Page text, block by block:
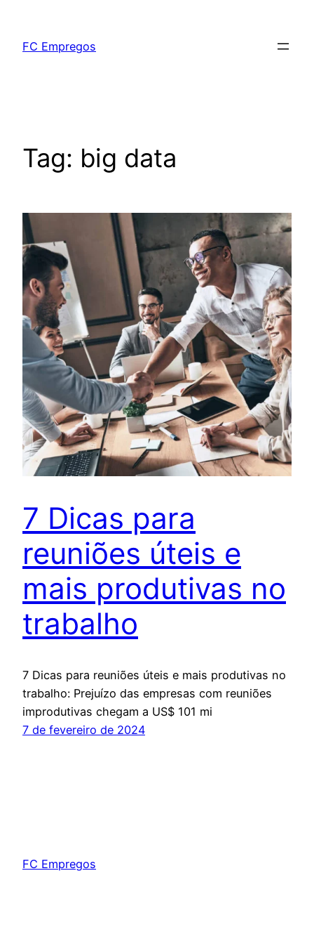
FC Empregos
Tag: big data
7 Dicas para
reuniões úteis e
mais produtivas no
trabalho
7 Dicas para reuniões úteis e mais produtivas no
trabalho: Prejuízo das empresas com reuniões
improdutivas chegam a US$ 101 mi
7 de fevereiro de 2024
FC Empregos